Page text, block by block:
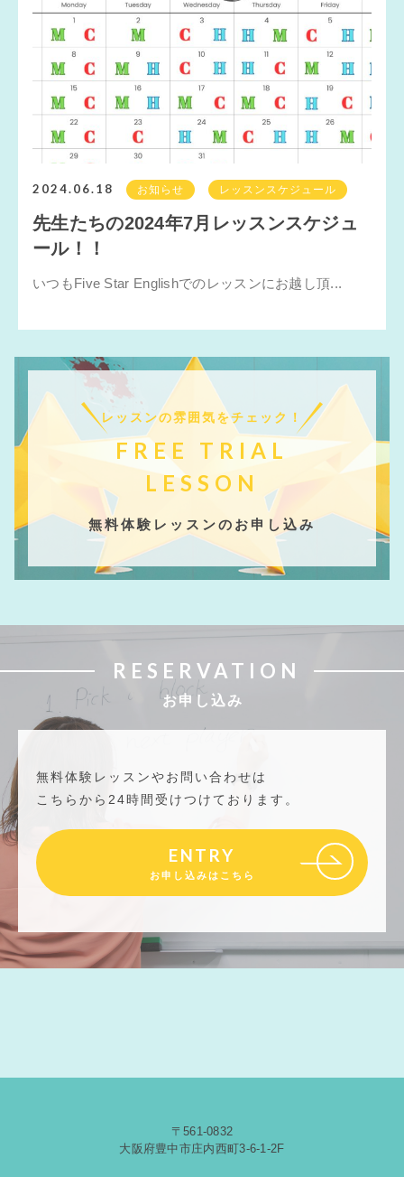
2024.06.18 お知らせ レッスンスケジュール
先生たちの2024年7月レッスンスケジュ
ール！！
いつもFive Star Englishでのレッスンにお越し頂...
レッスンの雰囲気をチェック！
FREE TRIAL
LESSON
無料体験レッスンのお申し込み
RESERVATION
お申し込み
無料体験レッスンやお問い合わせは
こちらから24時間受けつけております。
ENTRY
お申し込みはこちら
〒561-0832
大阪府豊中市庄内西町3-6-1-2F